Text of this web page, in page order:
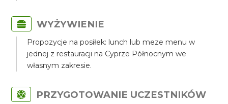
WYŻYWIENIE
Propozycje na posiłek: lunch lub meze menu w
jednej z restauracji na Cyprze Północnym we
własnym zakresie.
PRZYGOTOWANIE UCZESTNIKÓW